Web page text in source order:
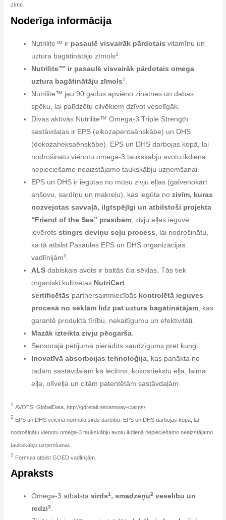
zīme.
Noderīga informācija
Nutrilite™ ir pasaulē visvairāk pārdotais vitamīnu un
uztura bagātinātāju zīmols1 .
Nutrilite™ ir pasaulē visvairāk pārdotais omega
uztura bagātinātāju zīmols1 .
Nutrilite™ jau 90 gadus apvieno zinātnes un dabas
spēku, lai palīdzētu cilvēkiem dzīvot veselīgāk.
Divas aktīvās Nutrilite™ Omega-3 Triple Strength
sastāvdaļas ir EPS (eikozapentaēnskābe) un DHS
(dokozaheksaēnskābe). EPS un DHS darbojas kopā, lai
nodrošinātu vienotu omega-3 taukskābju avotu ikdienā
nepieciešamo neaizstājamo taukskābju uzņemšanai.
EPS un DHS ir iegūtas no mūsu zivju eļļas (galvenokārt
anšovu, sardīņu un makreļu), kas iegūta nozivīm, kuras
nozvejotas savvaļā, ilgtspējīgi un atbilstoši projekta
“Friend of the Sea” prasībām; zivju eļļas ieguvē
ievērotsstingrs deviņu soļu process, lai nodrošinātu,
ka tā atbilst Pasaules EPS un DHS organizācijas
vadlīnijām3.
ALS dabiskais avots ir baltās čia sēklas. Tās tiek
organiski kultivētas NutriCert
sertificētās partnersaimniecībās kontrolētā ieguves
procesā no sēklām līdz pat uztura bagātinātājam, kas
garantē produkta tīrību, nekaitīgumu un efektivitāti.
Mazāk izteikta zivju pēcgarša.
Sensorajā pētījumā pierādīts saudzīgums pret kuņģi.
Inovatīvā absorbcijas tehnoloģija, kas panākta no
tādām sastāvdaļām kā lecitīns, kokosriekstu eļļa, laima
eļļa, olīveļļa un citām patentētām sastāvdaļām.
1 AVOTS: GlobalData, http://gdretail.net/amway-claims/
2 EPS un DHS veicina normālu sirds darbību. EPS un DHS darbojas kopā, lai
nodrošinātu vienotu omega-3 taukskābju avotu ikdienā nepieciešamo neaizstājamo
taukskābju uzņemšanai
3 Formula atbilst GOED vadlīnijām
Apraksts
Omega-3 atbalstasirds1, smadzeņu2 veselību un
redzi3.